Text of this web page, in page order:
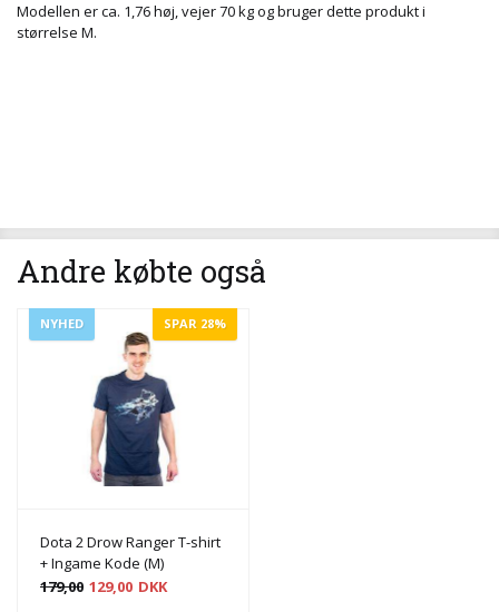
Modellen er ca. 1,76 høj, vejer 70 kg og bruger dette produkt i
størrelse M.
Andre købte også
NYHED SPAR 28%
Dota 2 Drow Ranger T-shirt
+ Ingame Kode (M)
179,00 129,00 DKK